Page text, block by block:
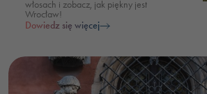
włosach i zobacz, jak piękny jest
Wrocław!
Dowiedz się więcej